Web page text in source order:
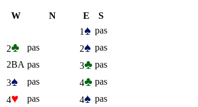
W N E
S
1♠ pas
2♣ pas 2♠ pas
2BA pas 3♣ pas
3♠ pas 4♣ pas
4♥ pas 4♠ pas